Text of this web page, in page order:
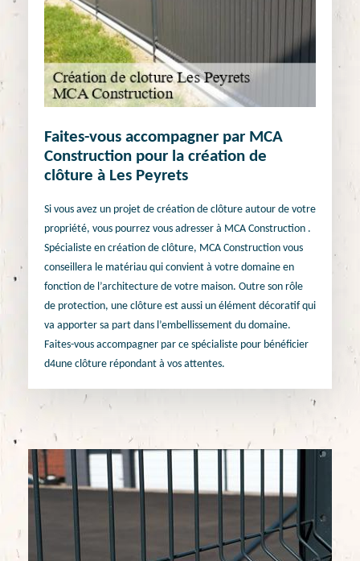
Faites-vous accompagner par MCA
Construction pour la création de
clôture à Les Peyrets
Si vous avez un projet de création de clôture autour de votre
propriété, vous pourrez vous adresser à MCA Construction .
Spécialiste en création de clôture, MCA Construction vous
conseillera le matériau qui convient à votre domaine en
fonction de l’architecture de votre maison. Outre son rôle
de protection, une clôture est aussi un élément décoratif qui
va apporter sa part dans l’embellissement du domaine.
Faites-vous accompagner par ce spécialiste pour bénéficier
d4une clôture répondant à vos attentes.